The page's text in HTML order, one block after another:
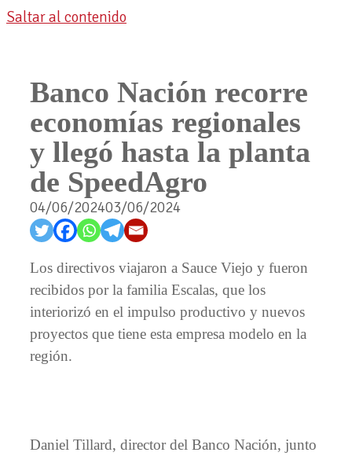
Saltar al contenido
Banco Nación recorre
economías regionales
y llegó hasta la planta
de SpeedAgro
04/06/202403/06/2024
Los directivos viajaron a Sauce Viejo y fueron
recibidos por la familia Escalas, que los
interiorizó en el impulso productivo y nuevos
proyectos que tiene esta empresa modelo en la
región.
Daniel Tillard, director del Banco Nación, junto